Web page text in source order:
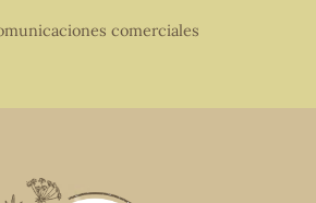
comerciales